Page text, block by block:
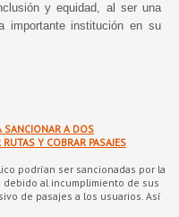
y equidad, al ser una
importante institución en su
SANCIONAR A DOS
Y COBRAR PASAJES
podrían ser sancionadas por la
debido al incumplimiento de sus
de pasajes a los usuarios. Así